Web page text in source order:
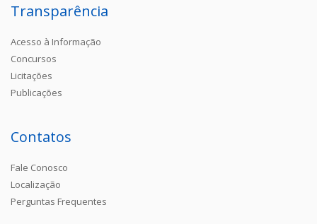
Transparência
Acesso à Informação
Concursos
Licitações
Publicações
Contatos
Fale Conosco
Localização
Perguntas Frequentes